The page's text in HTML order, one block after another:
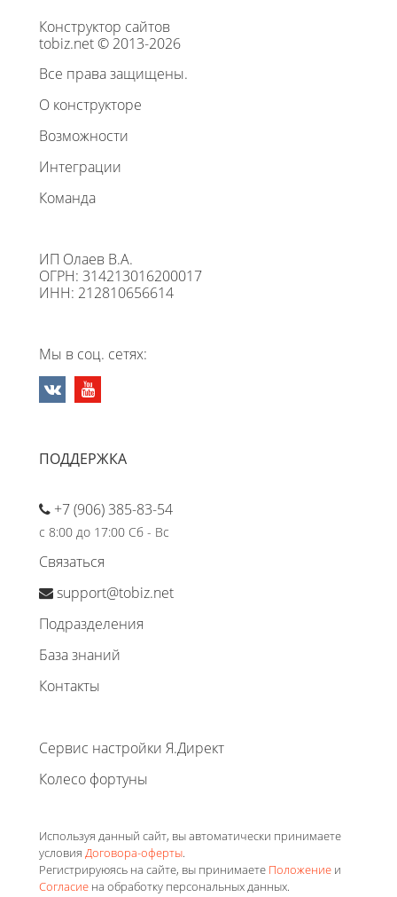
Конструктор сайтов
tobiz.net © 2013-2026
Все права защищены.
О конструкторе
Возможности
Интеграции
Команда
ИП Олаев В.А.
ОГРН: 314213016200017
ИНН: 212810656614
Мы в соц. сетях:
ПОДДЕРЖКА
+7 (906) 385-83-54
с 8:00 до 17:00 Сб - Вс
Связаться
support@tobiz.net
Подразделения
База знаний
Контакты
Сервис настройки Я.Директ
Колесо фортуны
Используя данный сайт, вы автоматически принимаете
условия Договора-оферты.
Регистрируюясь на сайте, вы принимаете Положение и
Согласие на обработку персональных данных.